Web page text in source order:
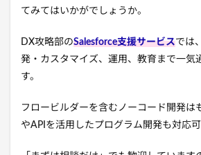
てみてはいかがでしょうか。
DX攻略部のSalesforce支援サービスでは
発・カスタマイズ、運用、教育まで一気
す。
フロービルダーを含むノーコード開発は
やAPIを活用したプログラム開発も対応可